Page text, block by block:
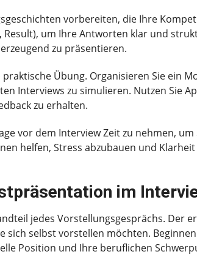
vorbereiten, die Ihre
Result), um Ihre Antworten klar und
zu präsentieren.
Übung. Organisieren Sie ein
Interviews zu simulieren. Nutzen Sie
zu erhalten.
vor dem Interview Zeit zu nehmen,
helfen, Stress abzubauen und
im
jedes Vorstellungsgesprächs. Der
sich selbst vorstellen möchten.
Position und Ihre beruflichen